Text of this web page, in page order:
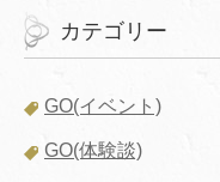
カテゴリー
GO(イベント)
GO(体験談)